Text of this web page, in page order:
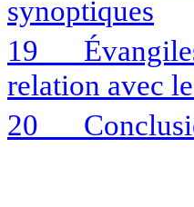
synoptiques
19
relation avec
20